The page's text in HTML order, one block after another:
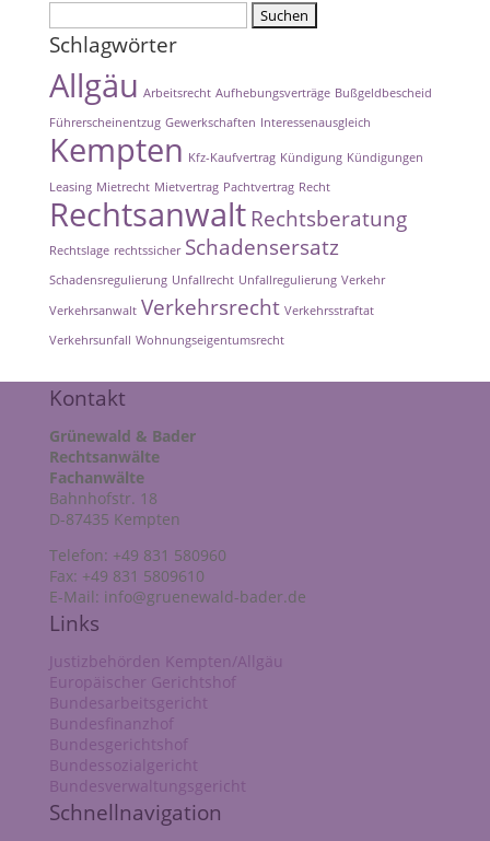
nach:
Schlagwörter
Allgäu Arbeitsrecht Aufhebungsverträge Bußgeldbescheid
Führerscheinentzug Gewerkschaften Interessenausgleich
Kempten Kfz-Kaufvertrag Kündigung Kündigungen
Leasing Mietrecht Mietvertrag Pachtvertrag Recht
Rechtsanwalt Rechtsberatung
Rechtslage rechtssicher Schadensersatz
Schadensregulierung Unfallrecht Unfallregulierung Verkehr
Verkehrsanwalt Verkehrsrecht Verkehrsstraftat
Verkehrsunfall Wohnungseigentumsrecht
Kontakt
Grünewald & Bader
Rechtsanwälte
Fachanwälte
Bahnhofstr. 18
D-87435 Kempten
Telefon: +49 831 580960
Fax: +49 831 5809610
E-Mail: info@gruenewald-bader.de
Links
Justizbehörden Kempten/Allgäu
Europäischer Gerichtshof
Bundesarbeitsgericht
Bundesfinanzhof
Bundesgerichtshof
Bundessozialgericht
Bundesverwaltungsgericht
Schnellnavigation